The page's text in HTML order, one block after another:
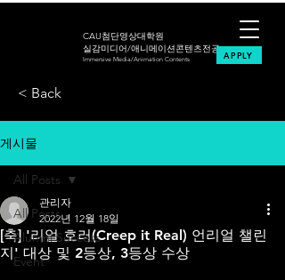
CAU첨단영상대학원
실감미디어/애니메이션콘텐츠전공
Immersive Media/Animation Contents APPLY
< Back
게시물
All Posts
Alumni Success
Event
All Posts
[축] '리얼 호러(Creep it Real) 언리얼 챌린
지' 대상 및 2등상, 3등상 수상
관리자
2022년 12월 18일